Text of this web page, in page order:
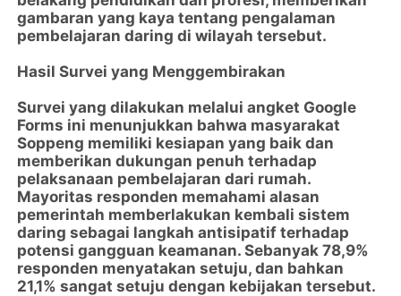
gambaran yang kaya tentang pengalaman
pembelajaran daring di wilayah tersebut.
Hasil Survei yang Menggembirakan
Survei yang dilakukan melalui angket Google
Forms ini menunjukkan bahwa masyarakat
Soppeng memiliki kesiapan yang baik dan
memberikan dukungan penuh terhadap
pelaksanaan pembelajaran dari rumah.
Mayoritas responden memahami alasan
pemerintah memberlakukan kembali sistem
daring sebagai langkah antisipatif terhadap
potensi gangguan keamanan. Sebanyak 78,9%
responden menyatakan setuju, dan bahkan
21,1% sangat setuju dengan kebijakan tersebut.